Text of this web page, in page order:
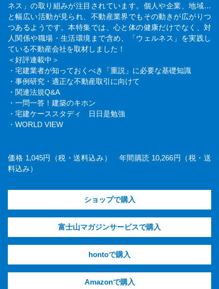
ネス」の取り組みが注目されています。個人や企業、地域…
と幅広い活動が見られ、不動産業界でもその動きが広がりつ
つあるようです。本特集では、心と体の健康だけでなく、対
人関係や職場・生活環境まで含め、「ウェルネス」を実践し
ている不動産会社を取材しました！
＜好評連載中＞
・宅建業者が知っておくべき「重説」に必要な基礎知識
・事例研究・適正な不動産取引に向けて
・関連法規Q&A
・一問一答！建築のキホン
・宅建ケーススタディ 日日是勉強
・WORLD VIEW
価格 1,045円（税・送料込み） 年間購読 10,266円（税・送
料込み）
ショップで購入
富士山マガジンサービスで購入
hontoで購入
Amazonで購入